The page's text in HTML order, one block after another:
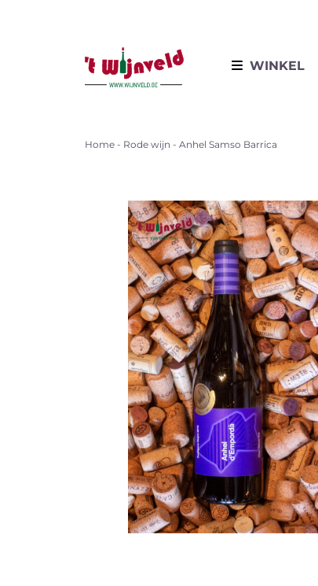
WINKEL
Winkel op variëteit
Bestsellers
Promoties
Wijnontdekkingsdagen
Voor bedrijven
Voor verenigingen
Over ons
Contact
Home - Rode wijn - Anhel Samso Barrica